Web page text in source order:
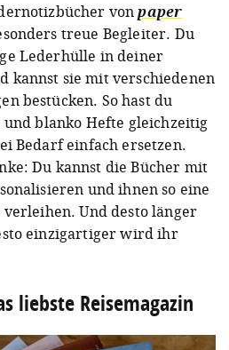
vonpaper
treue Begleiter. Du
Lederhülle in deiner
kannst sie mit verschiedenen
bestücken. So hast du
blanko Hefte gleichzeitig
Bedarf einfach ersetzen.
Du kannst die Bücher mit
und ihnen so eine
Und desto länger
einzigartiger wird ihr
liebste Reisemagazin